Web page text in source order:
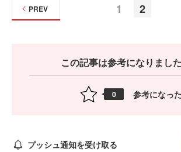
1 2
PREV
この記事は参考になりまし
0 参考になった
プッシュ通知を受け取る